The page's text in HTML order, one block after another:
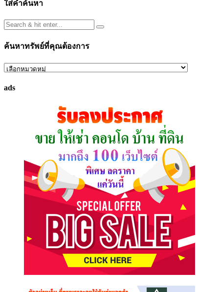
ใส่คำค้นหา
ค้นหาทรัพย์ที่คุณต้องการ
ค้นหา
ที่
ads